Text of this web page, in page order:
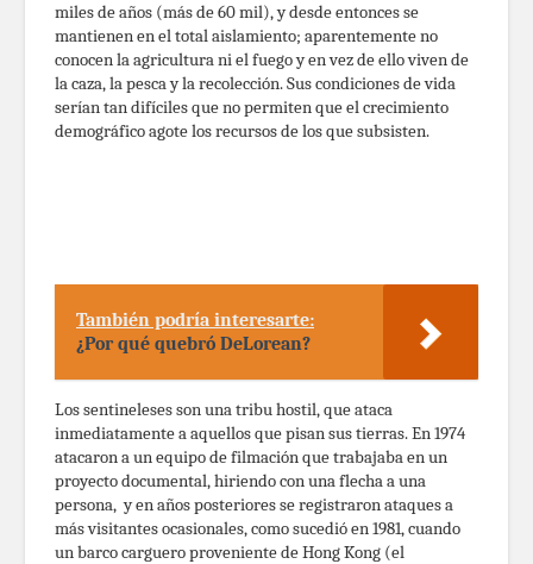
miles de años (más de 60 mil), y desde entonces se
mantienen en el total aislamiento; aparentemente no
conocen la agricultura ni el fuego y en vez de ello viven de
la caza, la pesca y la recolección. Sus condiciones de vida
serían tan difíciles que no permiten que el crecimiento
demográfico agote los recursos de los que subsisten.
También podría interesarte:
¿Por qué quebró DeLorean?
Los sentineleses son una tribu hostil, que ataca
inmediatamente a aquellos que pisan sus tierras. En 1974
atacaron a un equipo de filmación que trabajaba en un
proyecto documental, hiriendo con una flecha a una
persona, y en años posteriores se registraron ataques a
más visitantes ocasionales, como sucedió en 1981, cuando
un barco carguero proveniente de Hong Kong (el